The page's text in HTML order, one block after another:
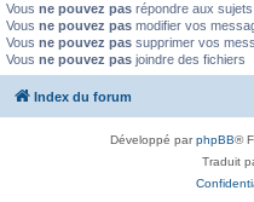
Vous ne pouvez pas répondre aux sujets
Vous ne pouvez pas modifier vos
Vous ne pouvez pas supprimer vos
Vous ne pouvez pas joindre des fichiers
Index du forum
Développé parphpBB®
Traduit